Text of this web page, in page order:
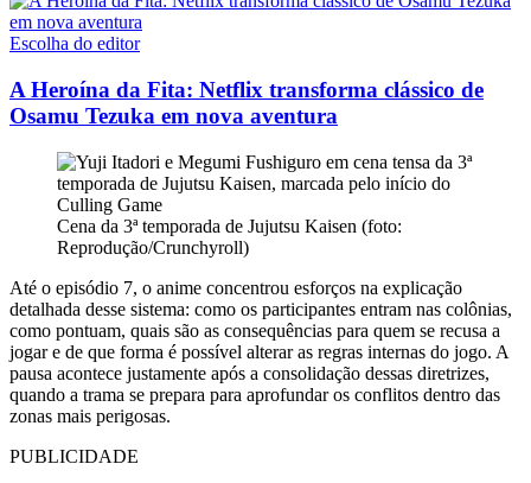
Escolha do editor
A Heroína da Fita: Netflix transforma clássico de
Osamu Tezuka em nova aventura
Cena da 3ª temporada de Jujutsu Kaisen (foto:
Reprodução/Crunchyroll)
Até o episódio 7, o anime concentrou esforços na explicação
detalhada desse sistema: como os participantes entram nas colônias,
como pontuam, quais são as consequências para quem se recusa a
jogar e de que forma é possível alterar as regras internas do jogo. A
pausa acontece justamente após a consolidação dessas diretrizes,
quando a trama se prepara para aprofundar os conflitos dentro das
zonas mais perigosas.
PUBLICIDADE